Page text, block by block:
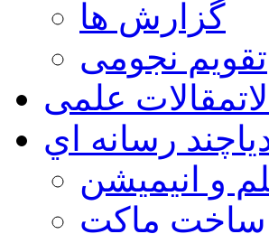
گزارش ها
تقویم نجومی
مقالات علمی
چند رسانه اي
و انیمیشن
ساخت ماکت